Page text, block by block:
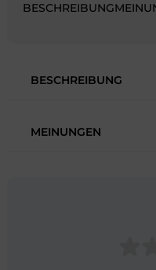
BESCHREIBUNG
BESCHREIBUNG
MEINUNGEN